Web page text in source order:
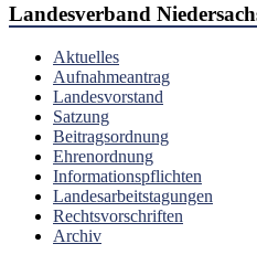
Landesverband
Aktuelles
Aufnahmeantrag
Landesvorstand
Satzung
Beitragsordnung
Ehrenordnung
Informationspflichten
Landesarbeitstagungen
Rechtsvorschriften
Archiv